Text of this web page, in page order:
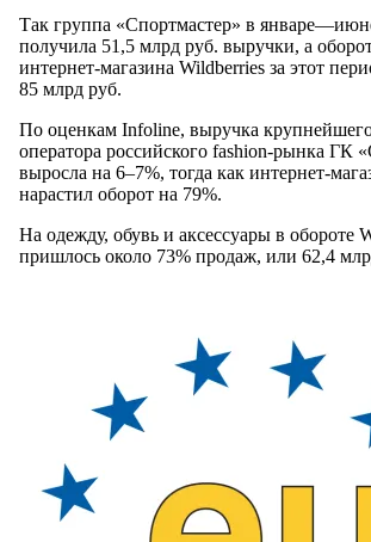
Так группа «Спортмастер» в
получила 51,5 млрд руб. выручки, а
интернет-магазина Wildberries за этот
85 млрд руб.
По оценкам Infoline, выручка
оператора российского fashion-рынка ГК
выросла на 6–7%, тогда как интернет-
нарастил оборот на 79%.
На одежду, обувь и аксессуары в обороте
пришлось около 73% продаж, или 62,4